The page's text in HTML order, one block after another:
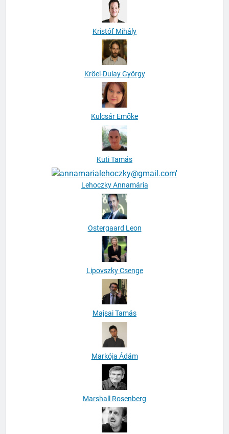
Kristóf Mihály
Kröel-Dulay György
Kulcsár Emőke
Kuti Tamás
Lehoczky Annamária
Ostergaard Leon
Lipovszky Csenge
Majsai Tamás
Markója Ádám
Marshall Rosenberg